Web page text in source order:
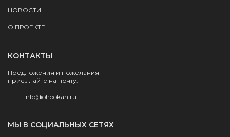
НОВОСТИ
О ПРОЕКТЕ
КОНТАКТЫ
Предложения и пожелания
присылайте на почту:
info@ohookah.ru
МЫ В СОЦИАЛЬНЫХ СЕТЯХ